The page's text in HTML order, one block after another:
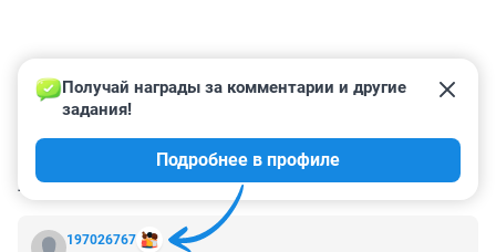
КОММЕНТАРИИ 10
197026767
Получай награды за комментарии и другие
задания!
Подробнее в профиле